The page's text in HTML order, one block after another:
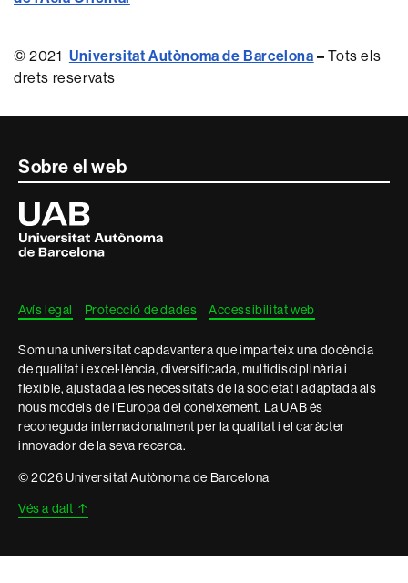
© 2021 Universitat Autònoma de Barcelona –Tots els
drets reservats
Contacte
informació
legal
Sobre el web
Universitat
Autònoma
de
Barcelona
Avís legal Protecció de dades Accessibilitat web
Som una universitat capdavantera que imparteix una docència
de qualitat i excel·lència, diversificada, multidisciplinària i
flexible, ajustada a les necessitats de la societat i adaptada als
nous models de l'Europa del coneixement. La UAB és
reconeguda internacionalment per la qualitat i el caràcter
innovador de la seva recerca.
© 2026 Universitat Autònoma de Barcelona
Vés a dalt ↑